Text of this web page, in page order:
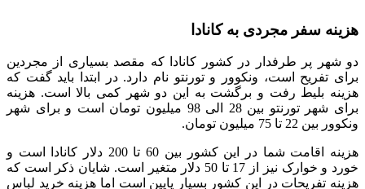
هزینه سفر مجردی به کانادا
دو شهر پر طرفدار در کشور کانادا که مقصد بسیاری از مجردین
برای تفریح است، ونکوور و تورنتو نام دارد. در ابتدا باید گفت که
هزینه بلیط رفت و برگشت به این دو شهر کمی بالا است. هزینه
برای شهر تورنتو بین 28 الی 98 میلیون تومان است و برای شهر
ونکوور بین 22 تا 75 میلیون تومان.
هزینه اقامت شما در این کشور بین 60 تا 200 دلار کانادا است و
خورد و خوارک نیز از 17 تا 50 دلار متغیر است. شایان ذکر است که
هزینه تفریحات در این کشور بسیار پایین است اما هزینه خرید لباس